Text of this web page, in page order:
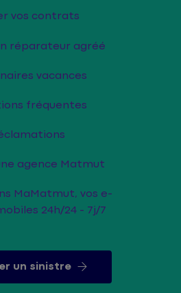
vos contrats
réparateur agréé
vacances
fréquentes
agence Matmut
MaMatmut, vos e-
24h/24 - 7j/7
un sinistre